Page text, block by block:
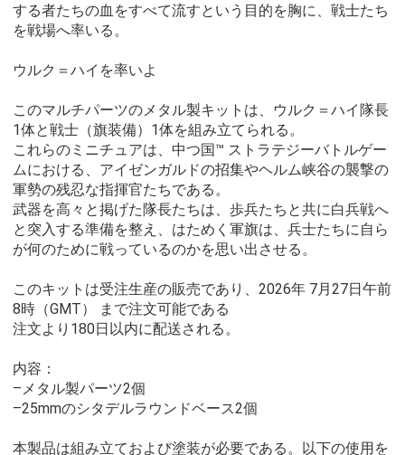
する者たちの血をすべて流すという目的を胸に、戦士たち
を戦場へ率いる。
ウルク＝ハイを率いよ
このマルチパーツのメタル製キットは、ウルク＝ハイ隊長
1体と戦士（旗装備）1体を組み立てられる。
これらのミニチュアは、中つ国™ ストラテジーバトルゲー
ムにおける、アイゼンガルドの招集やヘルム峡谷の襲撃の
軍勢の残忍な指揮官たちである。
武器を高々と掲げた隊長たちは、歩兵たちと共に白兵戦へ
と突入する準備を整え、はためく軍旗は、兵士たちに自ら
が何のために戦っているのかを思い出させる。
このキットは受注生産の販売であり、2026年 7月27日午前
8時（GMT） まで注文可能である
注文より180日以内に配送される。
内容：
–メタル製パーツ2個
–25mmのシタデルラウンドベース2個
本製品は組み立ておよび塗装が必要である。以下の使用を